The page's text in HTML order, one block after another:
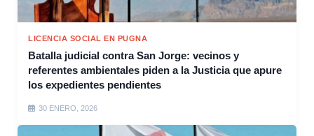
LICENCIA SOCIAL EN PUGNA
Batalla judicial contra San Jorge: vecinos y
referentes ambientales piden a la Justicia que apure
los expedientes pendientes
30 ENERO, 2026